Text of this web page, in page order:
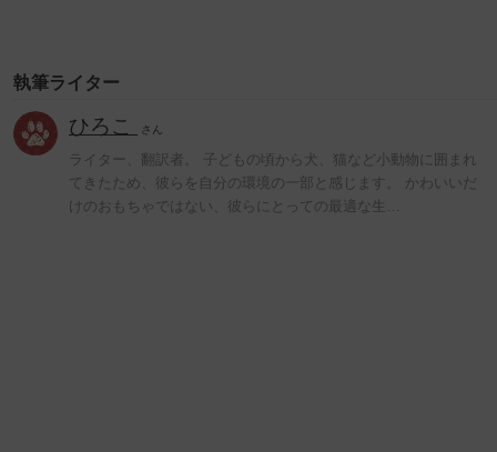
執筆ライター
ひろこ さん
ライター、翻訳者。 子どもの頃から犬、猫など小動物に囲まれ
てきたため、彼らを自分の環境の一部と感じます。 かわいいだ
けのおもちゃではない、彼らにとっての最適な生…